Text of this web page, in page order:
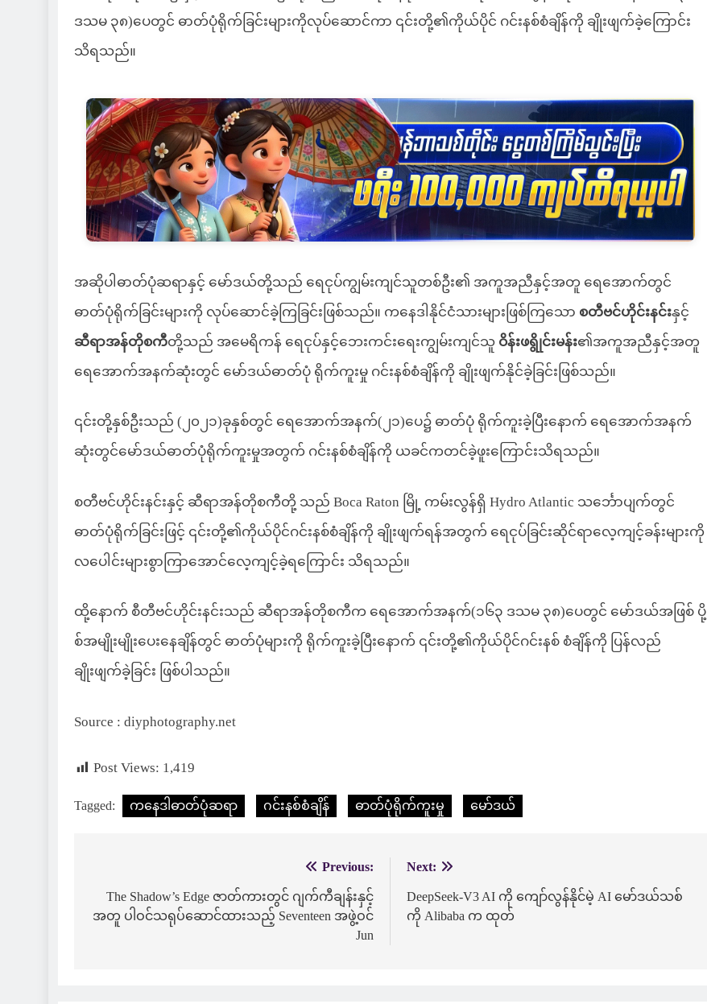
ဒသမ ၃၈)ပေတွင် ဓာတ်ပုံရိုက်ခြင်းများကိုလုပ်ဆောင်ကာ ၎င်းတို့၏ကိုယ်ပိုင် ဂင်းနစ်စံချိန်ကို ချိုးဖျက်ခဲ့ကြောင်း
သိရသည်။
အဆိုပါဓာတ်ပုံဆရာနှင့် မော်ဒယ်တို့သည် ရေငုပ်ကျွမ်းကျင်သူတစ်ဦး၏ အကူအညီနှင့်အတူ ရေအောက်တွင်
ဓာတ်ပုံရိုက်ခြင်းများကို လုပ်ဆောင်ခဲ့ကြခြင်းဖြစ်သည်။ ကနေဒါနိုင်ငံသားများဖြစ်ကြသော စတီဗင်ဟိုင်းနင်းနှင့်
ဆီရာအန်တိုစကီတို့သည် အမေရိကန် ရေငုပ်နှင့်ဘေးကင်းရေးကျွမ်းကျင်သူ ဝိန်းဖရွိုင်းမန်း၏အကူအညီနှင့်အတူ
ရေအောက်အနက်ဆုံးတွင် မော်ဒယ်ဓာတ်ပုံ ရိုက်ကူးမှု ဂင်းနစ်စံချိန်ကို ချိုးဖျက်နိုင်ခဲ့ခြင်းဖြစ်သည်။
၎င်းတို့နှစ်ဦးသည် (၂၀၂၁)ခုနှစ်တွင် ရေအောက်အနက်(၂၁)ပေ၌ ဓာတ်ပုံ ရိုက်ကူးခဲ့ပြီးနောက် ရေအောက်အနက်
ဆုံးတွင်မော်ဒယ်ဓာတ်ပုံရိုက်ကူးမှုအတွက် ဂင်းနစ်စံချိန်ကို ယခင်ကတင်ခဲ့ဖူးကြောင်းသိရသည်။
စတီဗင်ဟိုင်းနင်းနှင့် ဆီရာအန်တိုစကီတို့ သည် Boca Raton မြို့ ကမ်းလွန်ရှိ Hydro Atlantic သင်္ဘောပျက်တွင်
ဓာတ်ပုံရိုက်ခြင်းဖြင့် ၎င်းတို့၏ကိုယ်ပိုင်ဂင်းနစ်စံချိန်ကို ချိုးဖျက်ရန်အတွက် ရေငုပ်ခြင်းဆိုင်ရာလေ့ကျင့်ခန်းများကို
လပေါင်းများစွာကြာအောင်လေ့ကျင့်ခဲ့ရကြောင်း သိရသည်။
ထို့နောက် စီတီဗင်ဟိုင်းနင်းသည် ဆီရာအန်တိုစကီက ရေအောက်အနက်(၁၆၃ ဒသမ ၃၈)ပေတွင် မော်ဒယ်အဖြစ် ပို့
စ်အမျိုးမျိုးပေးနေချိန်တွင် ဓာတ်ပုံများကို ရိုက်ကူးခဲ့ပြီးနောက် ၎င်းတို့၏ကိုယ်ပိုင်ဂင်းနစ် စံချိန်ကို ပြန်လည်
ချိုးဖျက်ခဲ့ခြင်း ဖြစ်ပါသည်။
Source : diyphotography.net
Post Views: 1,419
Tagged: ကနေဒါဓာတ်ပုံဆရာ ဂင်းနစ်စံချိန် ဓာတ်ပုံရိုက်ကူးမှု မော်ဒယ်
navigation
Previous:
The Shadow’s Edge ဇာတ်ကားတွင် ဂျက်ကီချန်းနှင့်
အတူ ပါဝင်သရုပ်ဆောင်ထားသည့် Seventeen အဖွဲ့ဝင်
Jun
Next:
DeepSeek-V3 AI ကို ကျော်လွန်နိုင်မဲ့ AI မော်ဒယ်သစ်
ကို Alibaba က ထုတ်